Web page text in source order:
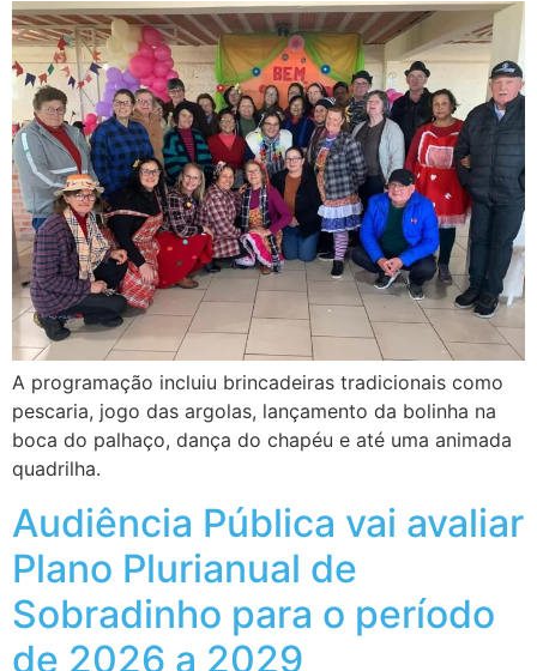
A programação incluiu brincadeiras tradicionais como
pescaria, jogo das argolas, lançamento da bolinha na
boca do palhaço, dança do chapéu e até uma animada
quadrilha.
Audiência Pública vai avaliar
Plano Plurianual de
Sobradinho para o período
de 2026 a 2029